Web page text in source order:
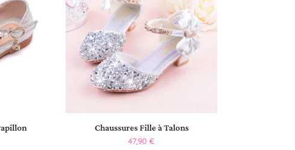
Chaussures Fille à Talons
47,90€